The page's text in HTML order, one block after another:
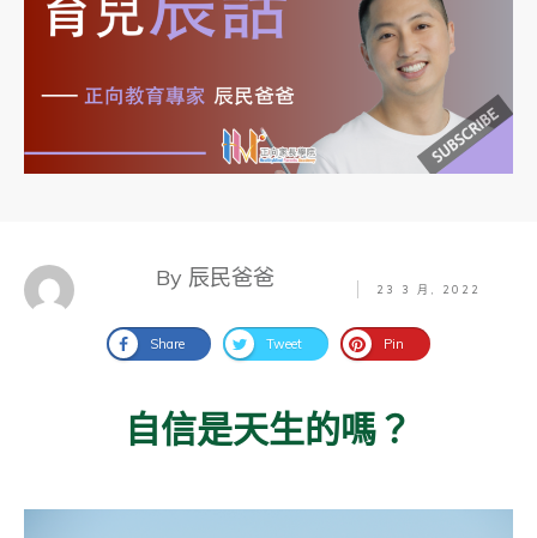
By 辰民爸爸 23 3 月, 2022
Share Tweet Pin
自信是天生的嗎？